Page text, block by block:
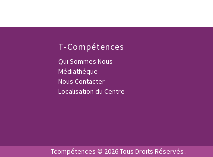
T-Compétences
Qui Sommes Nous
Médiathéque
Nous Contacter
Localisation du Centre
Tcompétences © 2026 Tous Droits Réservés .